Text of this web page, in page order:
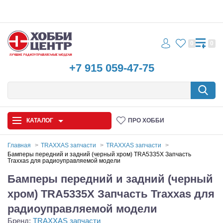
+7 915 059-47-75
0 0
КАТАЛОГ ПРО ХОББИ
Автомодели
Запчасти и аксессуары
Игрушки
Главная TRAXXAS запчасти
TRAXXAS запчасти
Бамперы передний и задний (черный хром) TRA5335X Запчасть
Traxxas для радиоуправляемой модели
Бамперы передний и задний (черный
хром) TRA5335X Запчасть Traxxas для
радиоуправляемой модели
Бренд: TRAXXAS запчасти